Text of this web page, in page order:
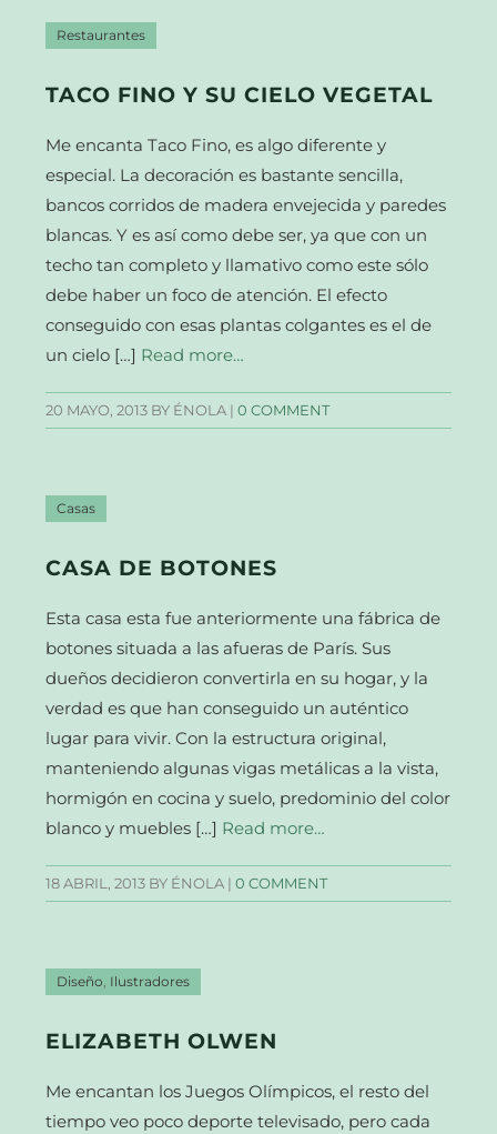
Restaurantes
TACO FINO Y SU CIELO VEGETAL
Me encanta Taco Fino, es algo diferente y
especial. La decoración es bastante sencilla,
bancos corridos de madera envejecida y paredes
blancas. Y es así como debe ser, ya que con un
techo tan completo y llamativo como este sólo
debe haber un foco de atención. El efecto
conseguido con esas plantas colgantes es el de
un cielo […] Read more…
20 MAYO, 2013 BY ÉNOLA |0 COMMENT
Casas
CASA DE BOTONES
Esta casa esta fue anteriormente una fábrica de
botones situada a las afueras de París. Sus
dueños decidieron convertirla en su hogar, y la
verdad es que han conseguido un auténtico
lugar para vivir. Con la estructura original,
manteniendo algunas vigas metálicas a la vista,
hormigón en cocina y suelo, predominio del color
blanco y muebles […] Read more…
18 ABRIL, 2013 BY ÉNOLA |0 COMMENT
Diseño Ilustradores
ELIZABETH OLWEN
Me encantan los Juegos Olímpicos, el resto del
tiempo veo poco deporte televisado, pero cada